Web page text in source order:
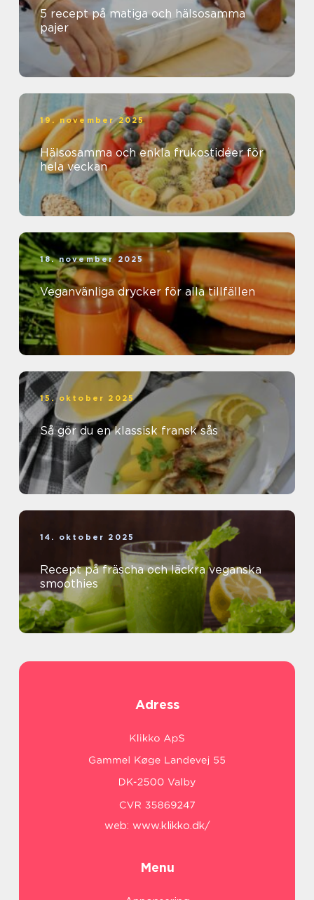
5 recept på matiga och hälsosamma
pajer
19. november 2025
Hälsosamma och enkla frukostidéer för
hela veckan
18. november 2025
Veganvänliga drycker för alla tillfällen
15. oktober 2025
Så gör du en klassisk fransk sås
14. oktober 2025
Recept på fräscha och läckra veganska
smoothies
Adress
web: www.klikko.dk/
Menu